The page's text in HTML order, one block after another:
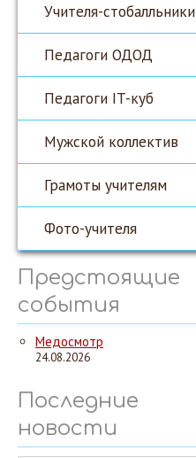
Учителя-стобалльники
Педагоги ОДОД
Педагоги IT-куб
Мужской коллектив
Грамоты учителям
Фото-учителя
Предстоящие
события
Медосмотр
24.08.2026
Последние
новости